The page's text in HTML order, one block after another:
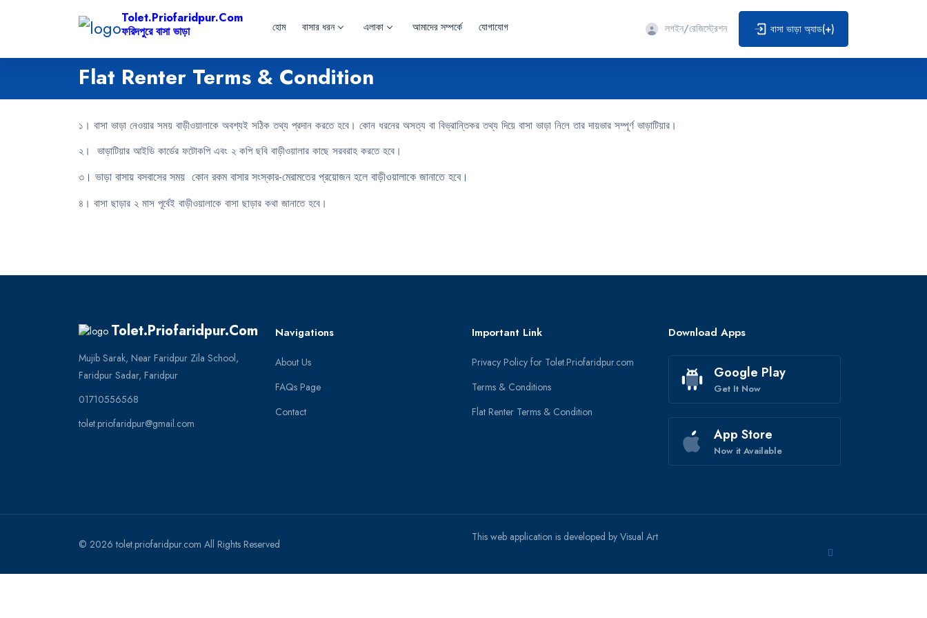
Tolet.priofaridpur.com
ফরিদপুরে বাসা ভাড়া
হোম বাসার ধরন এলাকা আমাদের সম্পর্কে যোগাযোগ লগইন/রেজিস্ট্রেশন বাসা ভাড়া অ্যাড(+)
Flat Renter Terms & Condition
১। বাসা ভাড়া নেওয়ার সময় বাড়ীওয়ালাকে অবশ্যই সঠিক তথ্য প্রদান করতে হবে। কোন ধরনের অসত্য বা বিভ্রান্তিকর তথ্য দিয়ে বাসা ভাড়া নিলে তার দায়ভার সম্পূর্ণ ভাড়াটিয়ার।
২। ভাড়াটিয়ার আইডি কার্ডের ফটোকপি এবং ২ কপি ছবি বাড়ীওয়ালার কাছে সরবরাহ করতে হবে।
৩ । ভাড়া বাসায় বসবাসের সময় কোন রকম বাসার সংস্কার-মেরামতের প্রয়োজন হলে বাড়ীওয়ালাকে জানাতে হবে।
৪। বাসা ছাড়ার ২ মাস পূর্বেই বাড়ীওয়ালাকে বাসা ছাড়ার কথা জানাতে হবে।
Tolet.priofaridpur.com
Mujib Sarak, Near Faridpur Zila School,
Faridpur Sadar, Faridpur
01710556568
tolet.priofaridpur@gmail.com
Navigations
About Us
FAQs Page
Contact
Important Link
Privacy Policy for Tolet.Priofaridpur.com
Terms & Conditions
Flat Renter Terms & Condition
Download Apps
Google Play
Get It Now
App Store
Now it Available
© 2026 tolet.priofaridpur.com All Rights Reserved
This web application is developed by Visual Art